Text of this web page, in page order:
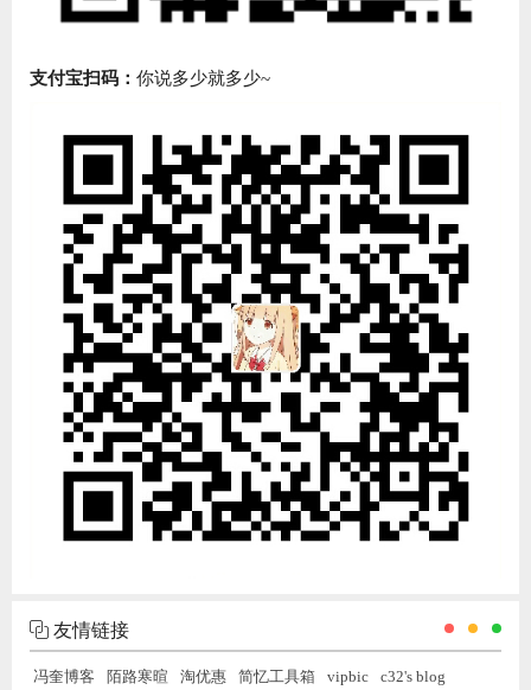
支付宝扫码： 你说多少就多少~
友情链接
冯奎博客 陌路寒暄 淘优惠 简忆工具箱 vipbic
c32's blog